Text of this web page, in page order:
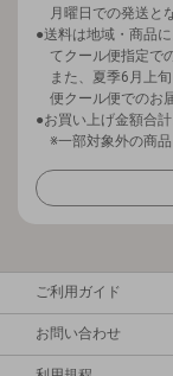
月曜日での発送と
送料は地域・商品
てクール便指定で
また、夏季6月上
便クール便でのお
お買い上げ金額合
※一部対象外の商品
ご利用ガイド
お問い合わせ